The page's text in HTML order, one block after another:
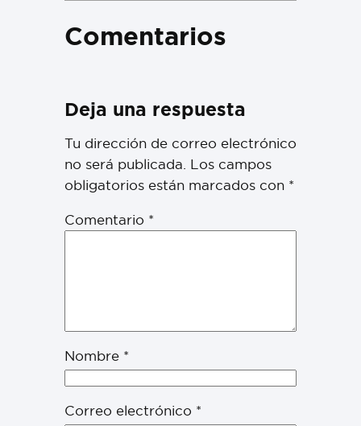
Comentarios
Deja una respuesta
Tu dirección de correo electrónico
no será publicada. Los campos
obligatorios están marcados con *
Comentario *
Nombre *
Correo electrónico *